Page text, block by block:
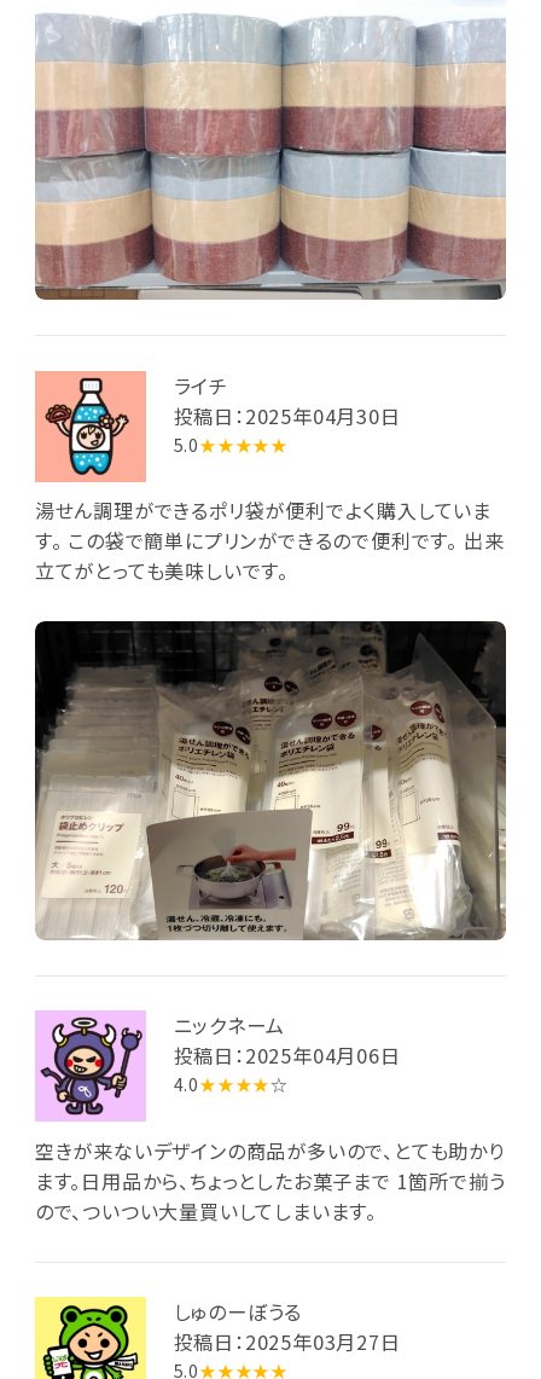
ライチ
投稿日：2025年04月30日
5.0★★★★★
湯せん調理ができるポリ袋が便利でよく購入していま
す。 この袋で簡単にプリンができるので便利です。 出来
立てがとっても美味しいです。
ニックネーム
投稿日：2025年04月06日
4.0★★★★☆
空きが来ないデザインの商品が多いので、とても助かり
ます。日用品から、ちょっとしたお菓子まで 1箇所で揃う
ので、ついつい大量買いしてしまいます。
しゅのーぼうる
投稿日：2025年03月27日
5.0★★★★★